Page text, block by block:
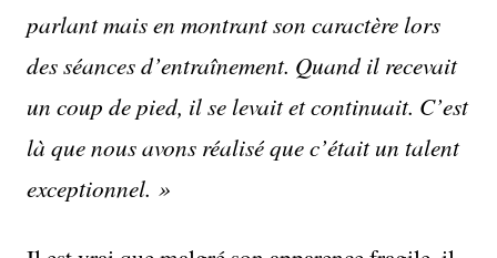
parlant mais en montrant son caractère lors
des séances d’entraînement. Quand il recevait
un coup de pied, il se levait et continuait. C’est
là que nous avons réalisé que c’était un talent
exceptionnel. »